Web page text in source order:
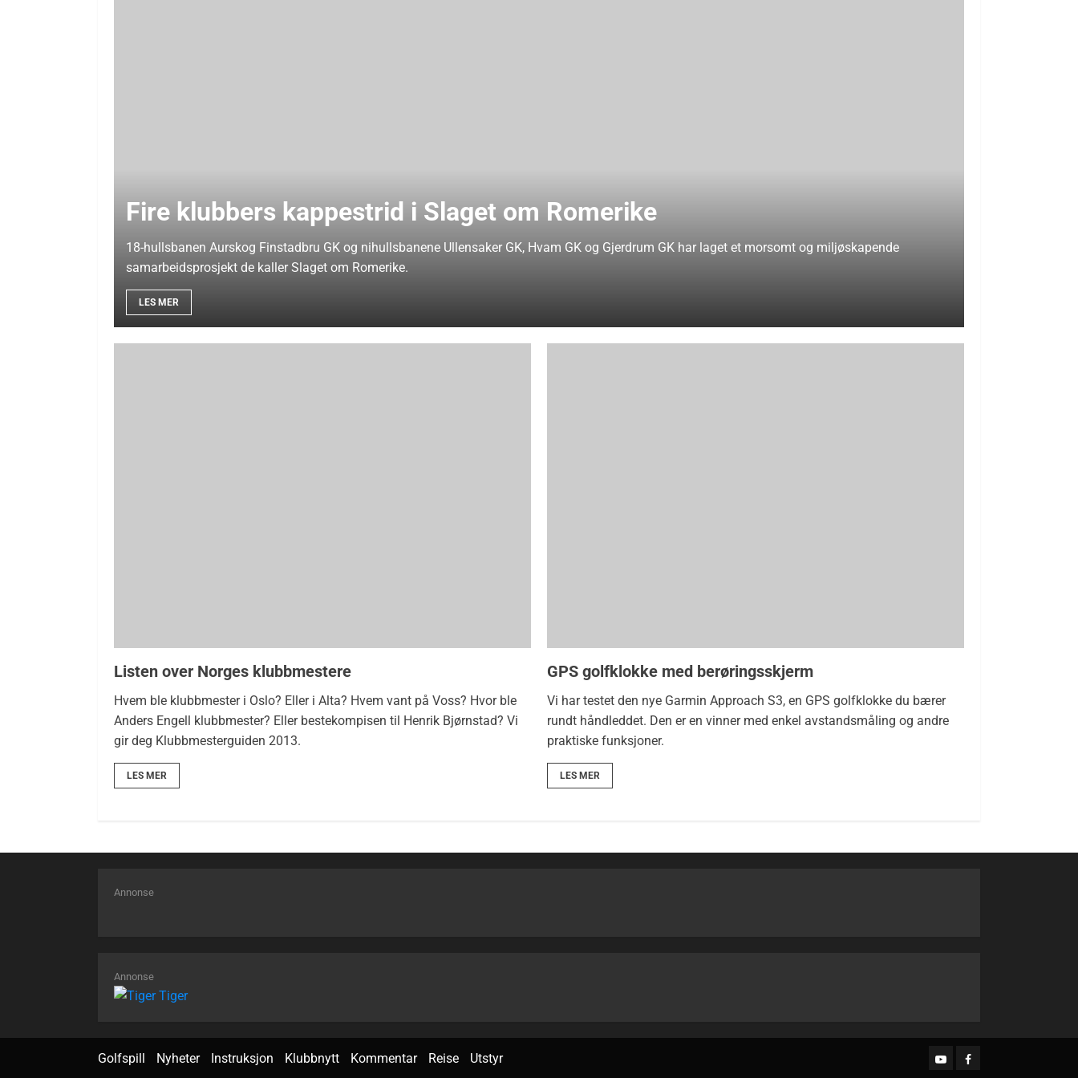
Fire klubbers kappestrid i Slaget om Romerike
18-hullsbanen Aurskog Finstadbru GK og nihullsbanene Ullensaker GK, Hvam GK og Gjerdrum GK har laget et morsomt og miljøskapende
samarbeidsprosjekt de kaller Slaget om Romerike.
LES MER
Listen over Norges klubbmestere
Hvem ble klubbmester i Oslo? Eller i Alta? Hvem vant på Voss? Hvor ble
Anders Engell klubbmester? Eller bestekompisen til Henrik Bjørnstad? Vi
gir deg Klubbmesterguiden 2013.
LES MER
GPS golfklokke med berøringsskjerm
Vi har testet den nye Garmin Approach S3, en GPS golfklokke du bærer
rundt håndleddet. Den er en vinner med enkel avstandsmåling og andre
praktiske funksjoner.
LES MER
Annonse
Annonse
Golfspill Nyheter Instruksjon Klubbnytt Kommentar Reise Utstyr